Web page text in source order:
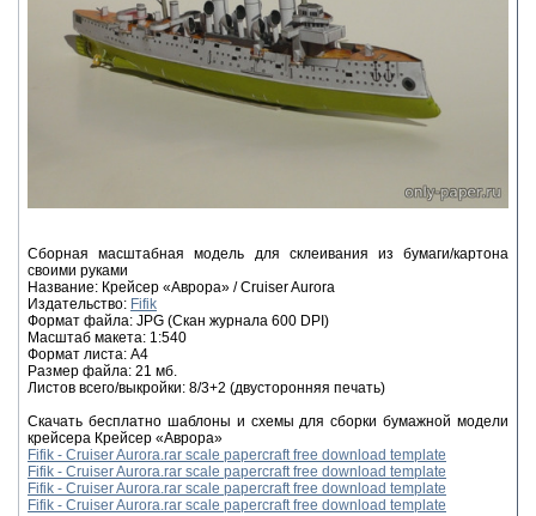
Сборная масштабная модель для склеивания из бумаги/картона
своими руками
Название: Крейсер «Аврора» / Cruiser Aurora
Издательство: Fifik
Формат файла: JPG (Скан журнала 600 DPI)
Масштаб макета: 1:540
Формат листа: A4
Размер файла: 21 мб.
Листов всего/выкройки: 8/3+2 (двусторонняя печать)
Скачать бесплатно шаблоны и схемы для сборки бумажной модели
крейсера Крейсер «Аврора»
Fifik - Cruiser Aurora.rar scale papercraft free download template
Fifik - Cruiser Aurora.rar scale papercraft free download template
Fifik - Cruiser Aurora.rar scale papercraft free download template
Fifik - Cruiser Aurora.rar scale papercraft free download template